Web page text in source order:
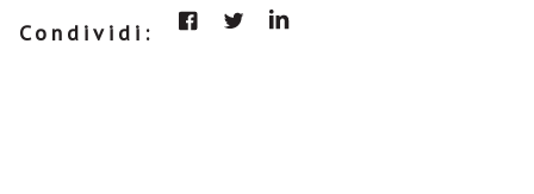
Condividi: